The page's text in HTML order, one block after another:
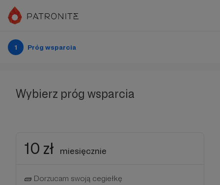
1 Próg wsparcia
Wybierz próg wsparcia
10 zł miesięcznie
🧱 Dorzucam swoją cegiełkę